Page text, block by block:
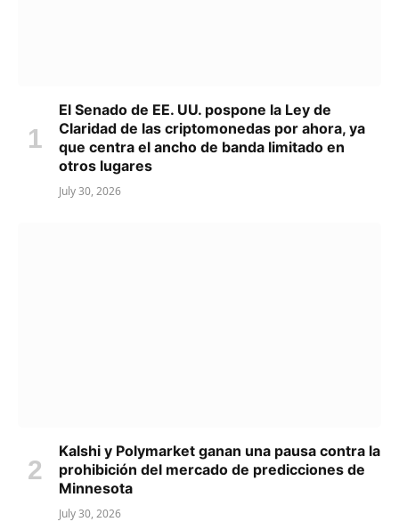
El Senado de EE. UU. pospone la Ley de
Claridad de las criptomonedas por ahora, ya
que centra el ancho de banda limitado en
otros lugares
July 30, 2026
Kalshi y Polymarket ganan una pausa contra la
prohibición del mercado de predicciones de
Minnesota
July 30, 2026